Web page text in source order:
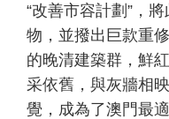
“改善市容計劃”，
物，並撥出巨款重
的晚清建築群，鮮
采依舊，與灰牆相
覺，成為了澳門最